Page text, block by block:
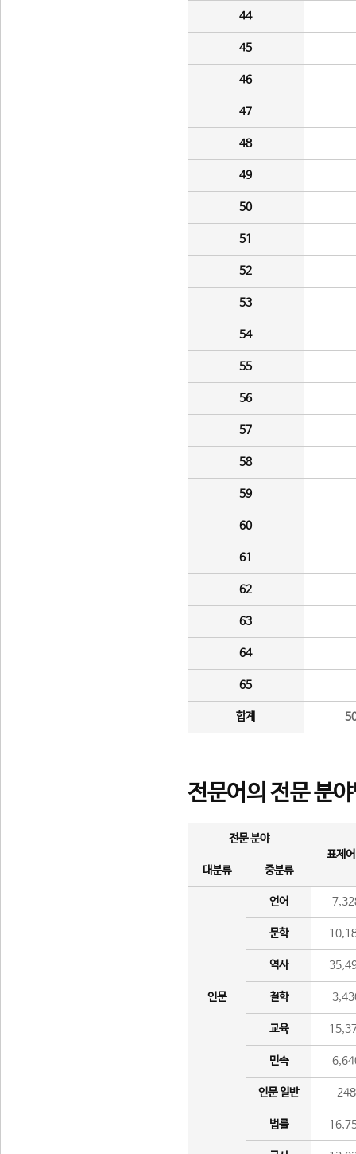
44
45
46
47
48
49
50
51
52
53
54
55
56
57
58
59
60
61
62
63
64
65
합계
전문어의 전문 분
전문 분야
표제
대분류
중분류
인문
언어
문학
역사
철학
교육
민속
인문 일반 248
법률